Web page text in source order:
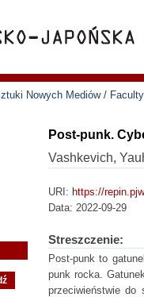
Nowych Mediów /
Post-punk.
Vashkevich,
URI: https://
Data: 2022-09-29
Streszczenie:
Post-punk to
punk rocka.
przeciwieństwie do